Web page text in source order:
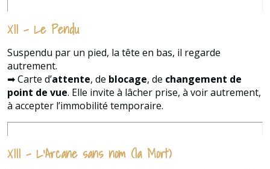
XII – Le Pendu
Suspendu par un pied, la tête en bas, il regarde
autrement.
➡ Carte d’attente, de blocage, de changement de
point de vue. Elle invite à lâcher prise, à voir autrement,
à accepter l’immobilité temporaire.
XIII – L’Arcane sans nom (la Mort)